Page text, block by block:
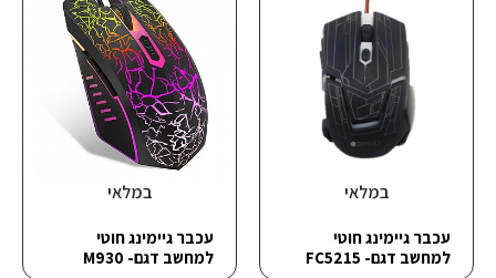
במלאי
עכבר גיימינג חוטי
למחשב דגם- FC5215
במלאי
עכבר גיימינג חוטי
למחשב דגם- M930